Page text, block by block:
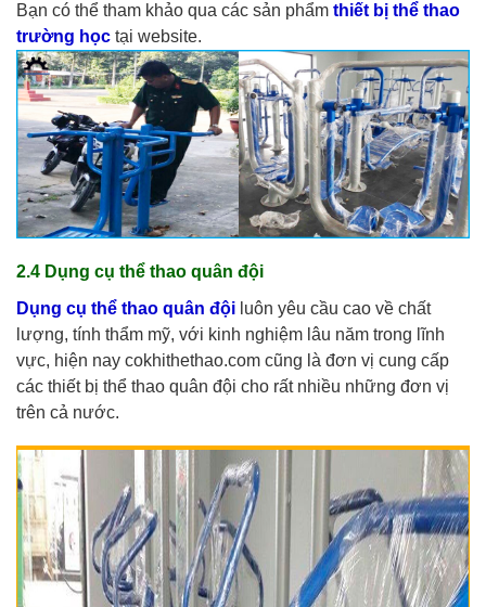
Bạn có thể tham khảo qua các sản phẩm thiết bị thể thao
trường học tại website.
2.4 Dụng cụ thể thao quân đội
Dụng cụ thể thao quân đội luôn yêu cầu cao về chất
lượng, tính thẩm mỹ, với kinh nghiệm lâu năm trong lĩnh
vực, hiện nay cokhithethao.com cũng là đơn vị cung cấp
các thiết bị thể thao quân đội cho rất nhiều những đơn vị
trên cả nước.